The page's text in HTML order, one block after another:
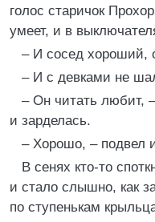
голос старичок
умеет, и в
– И сосед хороший,
– И с девками не
– Он читать любит,
и зарделась.
– Хорошо, – подвел
В сенях кто-то
и стало слышно, как
по ступенькам